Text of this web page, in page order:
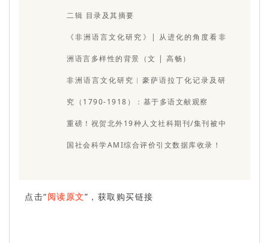
二辑 目录及其摘要
《非洲语言文化研究》| 从进化的角度看非
洲语言多样性的背景（文 | 高畅）
非洲语言文化研究︱豪萨语拉丁化记录及研
究（1790-1918）：基于多语文献观察
重磅！祝贺北外19种人文社科期刊/集刊被中
国社会科学AMI综合评价引文数据库收录！
点击“阅读原文”，获取购买链接